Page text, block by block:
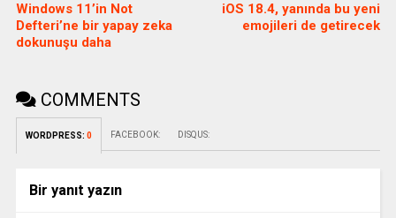
Windows 11’in Not
Defteri’ne bir yapay zeka
dokunuşu daha
iOS 18.4, yanında bu yeni
emojileri de getirecek
COMMENTS
WORDPRESS: 0 FACEBOOK: DISQUS:
Bir yanıt yazın